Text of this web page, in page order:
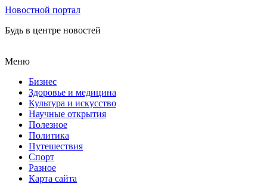
Новостной портал
Будь в центре новостей
Меню
Бизнес
Здоровье и медицина
Культура и искусство
Научные открытия
Полезное
Политика
Путешествия
Спорт
Разное
Карта сайта